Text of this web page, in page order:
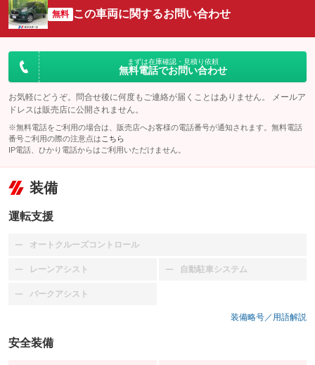
無料 この車両に関するお問い合わせ
まずは在庫確認・見積り依頼
無料電話でお問い合わせ
お気軽にどうぞ。問合せ後に何度もご連絡が届くことはありません。 メールア
ドレスは販売店に公開されません。
※無料電話をご利用の場合は、販売店へお客様の電話番号が通知されます。無料電話
番号ご利用の際の注意点は こちら
IP電話、ひかり電話からはご利用いただけません。
装備
運転支援
オートクルーズコントロール
：装備なし
レーンアシスト
：装備なし 自動駐車システム
：装備なし
パークアシスト
：装備なし
装備略号／用語解説
安全装備